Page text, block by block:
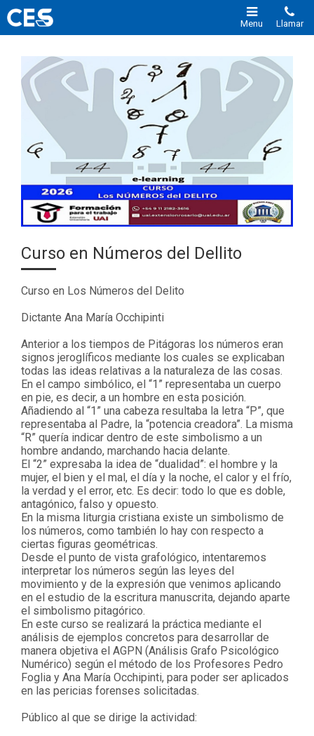
Menu Llamar
Curso en Números del Dellito
Curso en Los Números del Delito
Dictante Ana María Occhipinti
Anterior a los tiempos de Pitágoras los números eran
signos jeroglíficos mediante los cuales se explicaban
todas las ideas relativas a la naturaleza de las cosas.
En el campo simbólico, el “1” representaba un cuerpo
en pie, es decir, a un hombre en esta posición.
Añadiendo al “1” una cabeza resultaba la letra “P”, que
representaba al Padre, la “potencia creadora”. La misma
“R” quería indicar dentro de este simbolismo a un
hombre andando, marchando hacia delante.
El “2” expresaba la idea de “dualidad”: el hombre y la
mujer, el bien y el mal, el día y la noche, el calor y el frío,
la verdad y el error, etc. Es decir: todo lo que es doble,
antagónico, falso y opuesto.
En la misma liturgia cristiana existe un simbolismo de
los números, como también lo hay con respecto a
ciertas figuras geométricas.
Desde el punto de vista grafológico, intentaremos
interpretar los números según las leyes del
movimiento y de la expresión que venimos aplicando
en el estudio de la escritura manuscrita, dejando aparte
el simbolismo pitagórico.
En este curso se realizará la práctica mediante el
análisis de ejemplos concretos para desarrollar de
manera objetiva el AGPN (Análisis Grafo Psicológico
Numérico) según el método de los Profesores Pedro
Foglia y Ana María Occhipinti, para poder ser aplicados
en las pericias forenses solicitadas.
Público al que se dirige la actividad: